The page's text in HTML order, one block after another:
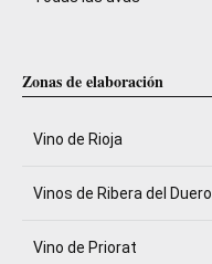
Zonas de elaboración
Vino de Rioja
Vinos de Ribera del Duero
Vino de Priorat